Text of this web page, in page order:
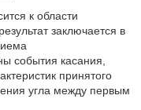
к области
заключается в
события касания,
принятого
угла между первым